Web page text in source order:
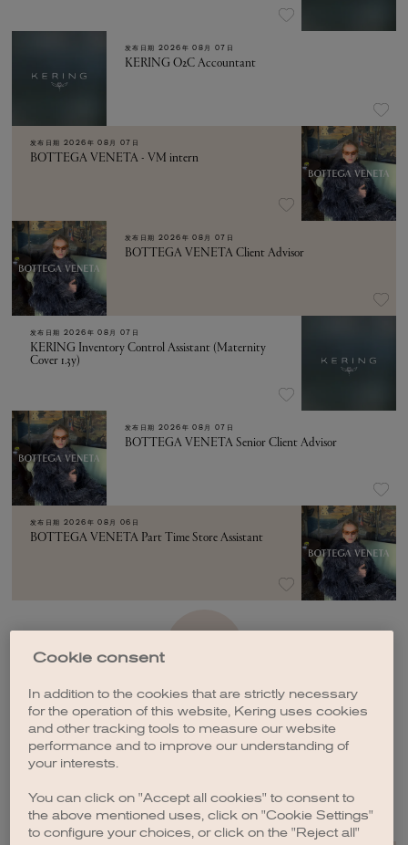
发布日期 2026年 08月 07日
KERING O2C Accountant
发布日期 2026年 08月 07日
BOTTEGA VENETA - VM intern
发布日期 2026年 08月 07日
BOTTEGA VENETA Client Advisor
发布日期 2026年 08月 07日
KERING Inventory Control Assistant (Maternity
Cover 1.3y)
发布日期 2026年 08月 07日
BOTTEGA VENETA Senior Client Advisor
发布日期 2026年 08月 06日
BOTTEGA VENETA Part Time Store Assistant
Cookie consent
In addition to the cookies that are strictly necessary
for the operation of this website, Kering uses cookies
and other tracking tools to measure our website
performance and to improve our understanding of
your interests.
You can click on "Accept all cookies" to consent to
the above mentioned uses, click on "Cookie Settings"
to configure your choices, or click on the "Reject all"